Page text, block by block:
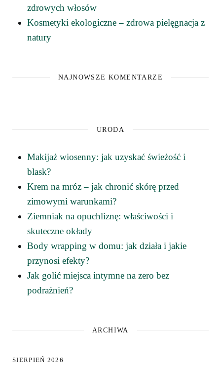
zdrowych włosów
Kosmetyki ekologiczne – zdrowa pielęgnacja z
natury
NAJNOWSZE KOMENTARZE
URODA
Makijaż wiosenny: jak uzyskać świeżość i
blask?
Krem na mróz – jak chronić skórę przed
zimowymi warunkami?
Ziemniak na opuchliznę: właściwości i
skuteczne okłady
Body wrapping w domu: jak działa i jakie
przynosi efekty?
Jak golić miejsca intymne na zero bez
podrażnień?
ARCHIWA
SIERPIEŃ 2026